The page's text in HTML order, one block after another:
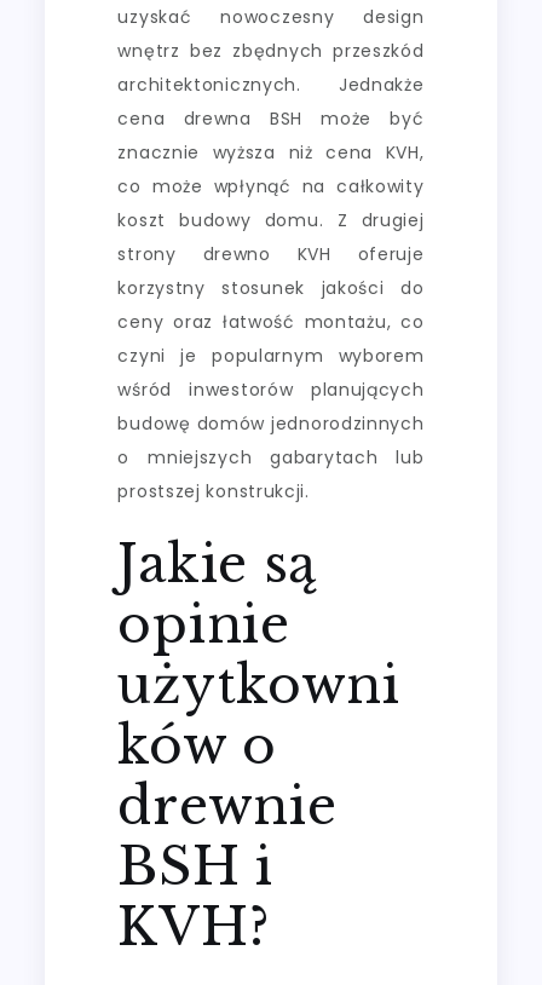
uzyskać nowoczesny design
wnętrz bez zbędnych przeszkód
architektonicznych. Jednakże
cena drewna BSH może być
znacznie wyższa niż cena KVH,
co może wpłynąć na całkowity
koszt budowy domu. Z drugiej
strony drewno KVH oferuje
korzystny stosunek jakości do
ceny oraz łatwość montażu, co
czyni je popularnym wyborem
wśród inwestorów planujących
budowę domów jednorodzinnych
o mniejszych gabarytach lub
prostszej konstrukcji.
Jakie są
opinie
użytkowni
ków o
drewnie
BSH i
KVH?